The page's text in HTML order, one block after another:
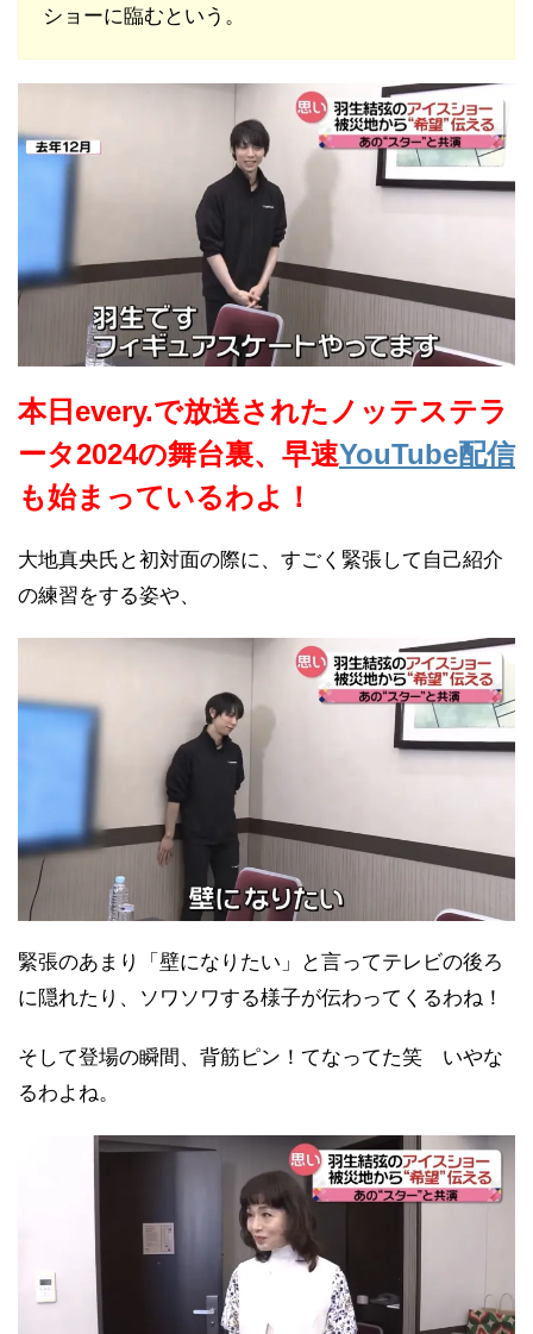
ショーに臨むという。
本日every.で放送されたノッテステラ
ータ2024の舞台裏、早速YouTube配信
も始まっているわよ！
大地真央氏と初対面の際に、すごく緊張して自己紹介
の練習をする姿や、
緊張のあまり「壁になりたい」と言ってテレビの後ろ
に隠れたり、ソワソワする様子が伝わってくるわね！
そして登場の瞬間、背筋ピン！てなってた笑 いやな
るわよね。